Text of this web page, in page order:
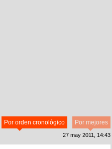
Por mejores
Por orden cronológico
27 may 2011, 14:43